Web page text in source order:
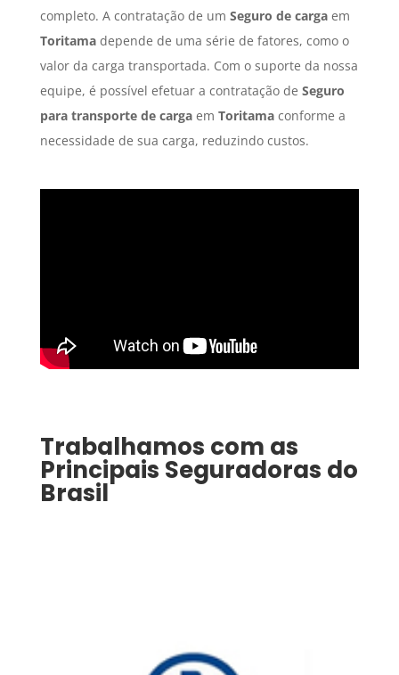
completo. A contratação de um Seguro de cargaem
Toritamadepende de uma série de fatores, como o
valor da carga transportada. Com o suporte da nossa
equipe, é possível efetuar a contratação de Seguro
para transporte de cargaem Toritamaconforme a
necessidade de sua carga, reduzindo custos.
Trabalhamos com as
Principais Seguradoras do
Brasil